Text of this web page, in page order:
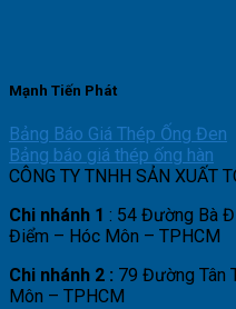
Mạnh Tiến Phát
Bảng Báo Giá Thép Ống Đen
Bảng báo giá thép ống hàn
CÔNG TY TNHH SẢN XUẤT
Chi nhánh 1 : 54 Đường Bà
Điểm – Hóc Môn – TPHCM
Chi nhánh 2 : 79 Đường Tân
Môn – TPHCM